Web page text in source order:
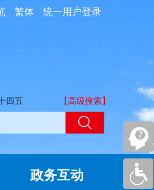
统一用户登录
繁体
四五 【高级搜索】
政务互动